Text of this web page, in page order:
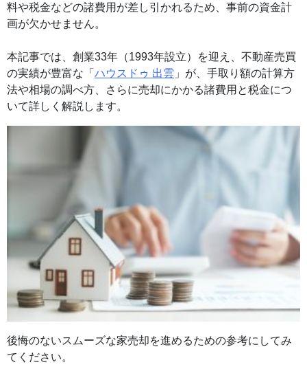
料や税金などの諸費用が差し引かれるため、事前の資金計
画が欠かせません。
本記事では、創業33年（1993年設立）を迎え、不動産売買
の実績が豊富な「 ハウスドゥ 出雲 」が、手取り額の計算方
法や相場の調べ方、さらに売却にかかる諸費用と税金につ
いて詳しく解説します。
後悔のないスムーズな家売却を進めるための参考にしてみ
てください。